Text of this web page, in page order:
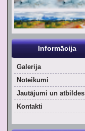
Informācija
Galerija
Noteikumi
Jautājumi un atbildes
Kontakti